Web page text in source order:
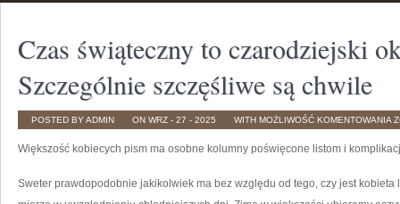
Czas świąteczny to czarodziejski
Szczególnie szczęśliwe są chwile
POSTED BY ADMIN ON WRZ - 27 - 2025 WITH MOŻLIWOŚĆ KOMENTOWANIA
Większość kobiecych pism ma osobne kolumny poświęcone listom i
Sweter prawdopodobnie jakikolwiek ma bez względu od tego, czy jest kobieta